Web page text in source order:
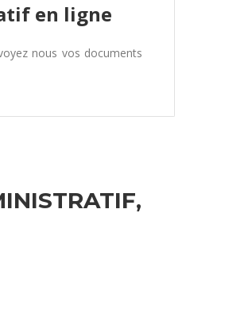
en ligne
nous vos documents